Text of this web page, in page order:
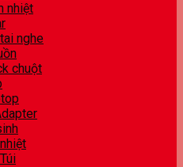
nhiệt
nghe
chuột